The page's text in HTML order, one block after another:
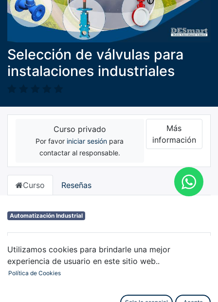
Selección de válvulas para
instalaciones industriales
Curso privado
Por favor iniciar sesión para
contactar al responsable.
Más
información
Curso Reseñas
Automatización Industrial
Parámetros para selección de una válvula
Utilizamos cookies para brindarle una mejor
experiencia de usuario en este sitio web..
Política de Cookies